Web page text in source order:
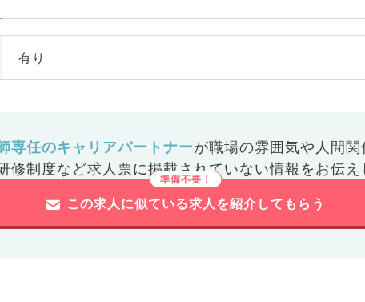
有り
専任のキャリアパートナーが職場の雰囲気や人間関
修制度など求人票に掲載されていない情報をお伝え
この求人に似ている求人を紹介してもらう